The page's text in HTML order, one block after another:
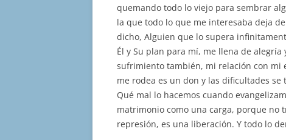
quemando todo lo viejo para sembrar
la que todo lo que me interesaba deja
dicho, Alguien que lo supera
Él y Su plan para mí, me llena de
sufrimiento también, mi relación con mi
me rodea es un don y las dificultades
Qué mal lo hacemos cuando
matrimonio como una carga, porque no
represión, es una liberación. Y todo lo